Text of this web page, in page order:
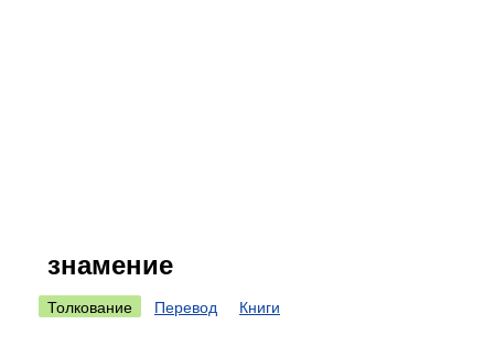
знамение
Толкование Перевод Книги